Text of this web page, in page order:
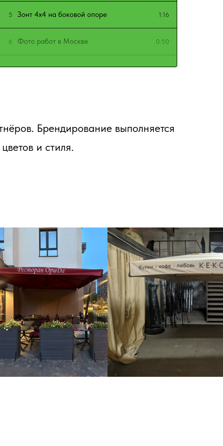
5 Зонт 4х4 на боковой опоре 1:16
6 Фото работ в Москве 0:50
7
Инструкция по сборке уличного зонта
3:35
Брендирование выполняется
и стиля.